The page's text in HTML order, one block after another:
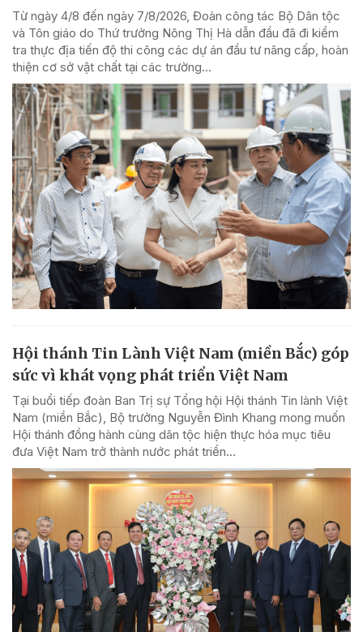
Từ ngày 4/8 đến ngày 7/8/2026, Đoàn công tác Bộ Dân tộc
và Tôn giáo do Thứ trưởng Nông Thị Hà dẫn đầu đã đi kiểm
tra thực địa tiến độ thi công các dự án đầu tư nâng cấp, hoàn
thiện cơ sở vật chất tại các trường...
Hội thánh Tin Lành Việt Nam (miền Bắc) góp
sức vì khát vọng phát triển Việt Nam
Tại buổi tiếp đoàn Ban Trị sự Tổng hội Hội thánh Tin lành Việt
Nam (miền Bắc), Bộ trưởng Nguyễn Đình Khang mong muốn
Hội thánh đồng hành cùng dân tộc hiện thực hóa mục tiêu
đưa Việt Nam trở thành nước phát triển...